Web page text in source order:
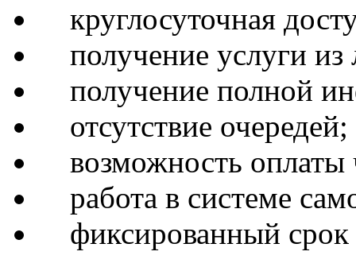
круглосуточная
получение услуги из
получение полной
отсутствие очередей;
возможность оплаты
работа в системе
фиксированный срок